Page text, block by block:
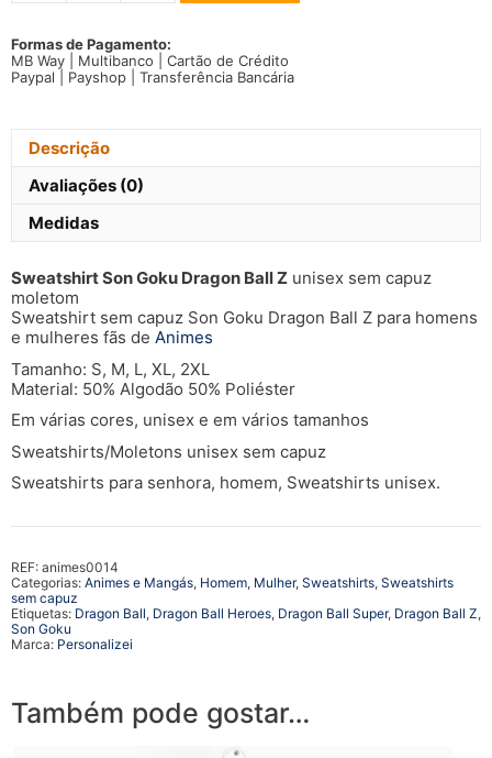
Goku
Dragon
Formas de Pagamento:
MB Way | Multibanco | Cartão de Crédito
Paypal | Payshop | Transferência Bancária
Descrição
Avaliações (0)
Medidas
Sweatshirt Son Goku Dragon Ball Z unisex sem capuz
moletom
Sweatshirt sem capuz Son Goku Dragon Ball Z para homens
e mulheres fãs de Animes
Tamanho: S, M, L, XL, 2XL
Material: 50% Algodão 50% Poliéster
Em várias cores, unisex e em vários tamanhos
Sweatshirts/Moletons unisex sem capuz
Sweatshirts para senhora, homem, Sweatshirts unisex.
REF: animes0014
Categorias: Animes e Mangás, Homem, Mulher, Sweatshirts, Sweatshirts
sem capuz
Etiquetas: Dragon Ball, Dragon Ball Heroes, Dragon Ball Super, Dragon Ball Z,
Son Goku
Marca: Personalizei
Também pode gostar…